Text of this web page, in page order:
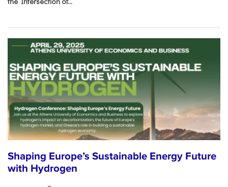
Shaping Europe’s Sustainable Energy Future
with Hydrogen